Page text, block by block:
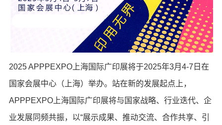
2025 APPPEXPO上海国际广印展将于2025年3月4-7日在
国家会展中心（上海）举办。站在新的发展起点上，
APPPEXPO上海国际广印展将与国家战略、行业迭代、企
业发展同频共振，以“展示成果、推动交流、合作共享、引